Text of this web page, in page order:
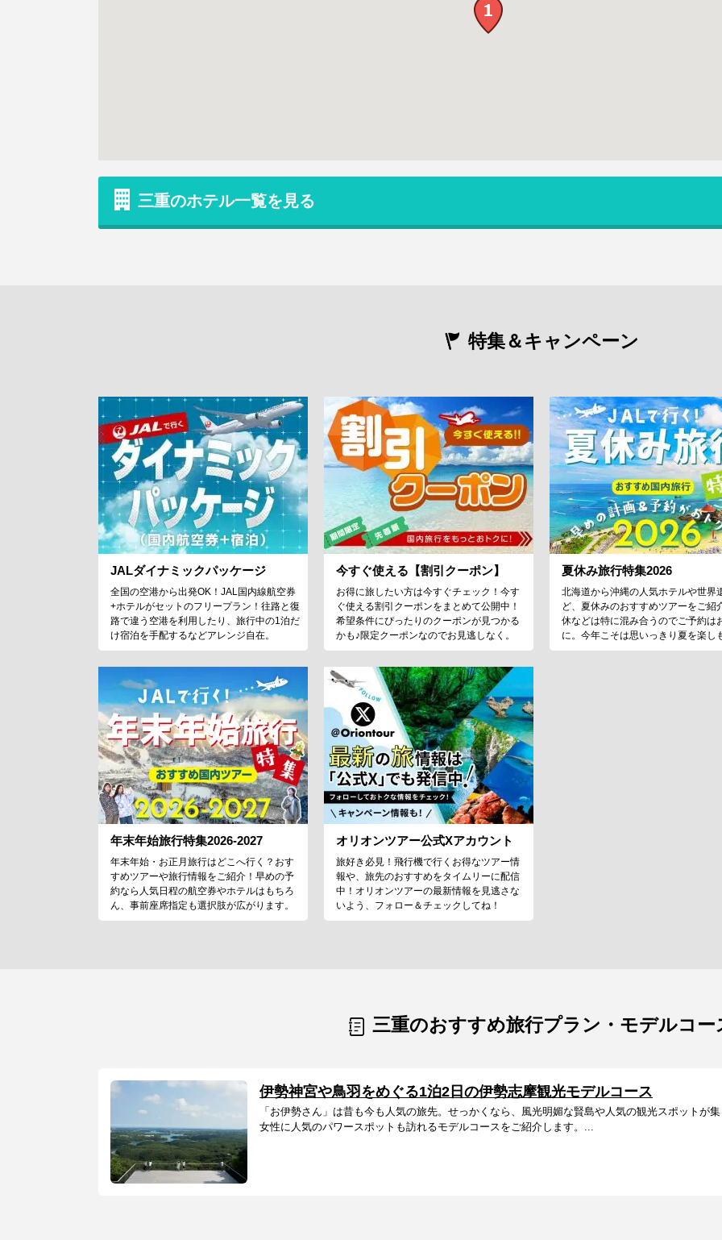
三重のホテル一覧を見る
特集＆キャンペーン
JALダイナミックパッケージ
全国の空港から出発OK！JAL国内線航空券
+ホテルがセットのフリープラン！往路と復
路で違う空港を利用したり、旅行中の1泊だ
け宿泊を手配するなどアレンジ自在。
今すぐ使える【割引クーポン】
お得に旅したい方は今すぐチェック！今す
ぐ使える割引クーポンをまとめて公開中！
希望条件にぴったりのクーポンが見つかる
かも♪限定クーポンなのでお見逃しなく。
夏休み旅行特集2026
北海道から沖縄の人気ホテルや世界
ど、夏休みのおすすめツアーをご紹
休などは特に混み合うのでご予約は
に。今年こそは思いっきり夏を楽し
年末年始旅行特集2026-2027
年末年始・お正月旅行はどこへ行く？おす
すめツアーや旅行情報をご紹介！早めの予
約なら人気日程の航空券やホテルはもちろ
ん、事前座席指定も選択肢が広がります。
オリオンツアー公式Xアカウント
旅好き必見！飛行機で行くお得なツアー情
報や、旅先のおすすめをタイムリーに配信
中！オリオンツアーの最新情報を見逃さな
いよう、フォロー＆チェックしてね！
三重のおすすめ旅行プラン・モデルコー
伊勢神宮や鳥羽をめぐる1泊2日の伊勢志摩観光モデルコース
「お伊勢さん」は昔も今も人気の旅先。せっかくなら、風光明媚な賢島や人気の観光スポットが
女性に人気のパワースポットも訪れるモデルコースをご紹介します。...